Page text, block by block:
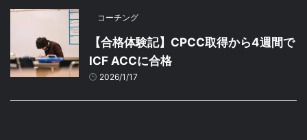
コーチング
【合格体験記】CPCC取得から4週間で
ICF ACCに合格
2026/1/17